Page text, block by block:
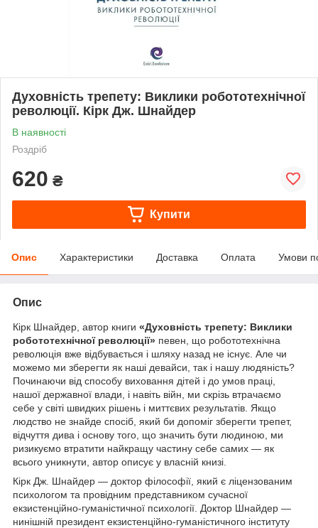
Духовність трепету: Виклики робототехнічної
революції. Кірк Дж. Шнайдер
В наявності
Роздріб
620 ₴
Купити
Опис Характеристики Доставка Оплата Умови
Опис
Кірк Шнайдер, автор книги «Духовність трепету: Виклики
робототехнічної революції» певен, що робототехнічна
революція вже відбувається і шляху назад не існує. Але чи
можемо ми зберегти як наші девайси, так і нашу людяність?
Починаючи від способу виховання дітей і до умов праці,
нашої державної влади, і навіть війн, ми скрізь втрачаємо
себе у світі швидких рішень і миттєвих результатів. Якщо
людство не знайде спосіб, який би допоміг зберегти трепет,
відчуття дива і основу того, що значить бути людиною, ми
ризикуємо втратити найкращу частину себе самих — як
всього уникнути, автор описує у власній книзі.
Кірк Дж. Шнайдер — доктор філософії, який є ліцензованим
психологом та провідним представником сучасної
екзистенційно-гуманістичної психології. Доктор Шнайдер —
нинішній президент екзистенційно-гуманістичного інституту